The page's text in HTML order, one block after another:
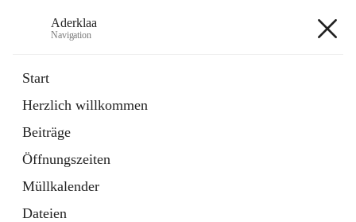
Aderklaa
Navigation
Start
Herzlich willkommen
Beiträge
Öffnungszeiten
Müllkalender
Dateien
6 Schnellzugriffe
Gemeinde
3 Schnellzugriffe